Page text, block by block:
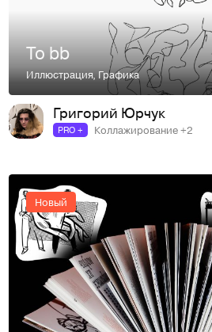
To bb
Иллюстрация,Графика
Григорий Юрчук
PRO + Коллажирование +2
Новый